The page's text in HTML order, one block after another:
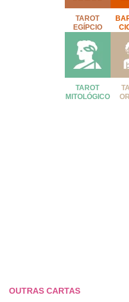
TAROT
EGÍPCIO
TAROT
MITOLÓGICO
OUTRAS CARTAS